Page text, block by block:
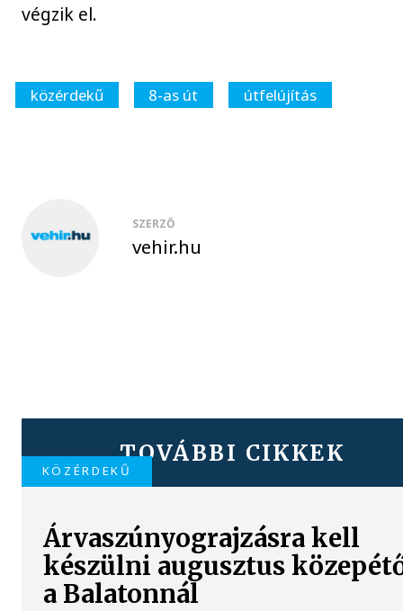
végzik el.
közérdekű 8-as út útfelújítás
SZERZŐ
vehir.hu
TOVÁBBI CIKKEK
KÖZÉRDEKŰ
Árvaszúnyograjzásra kell
készülni augusztus
a Balatonnál